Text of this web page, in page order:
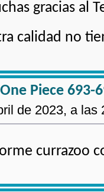
gracias al
calidad no
Piece 693-
de 2023, a las
currazoo